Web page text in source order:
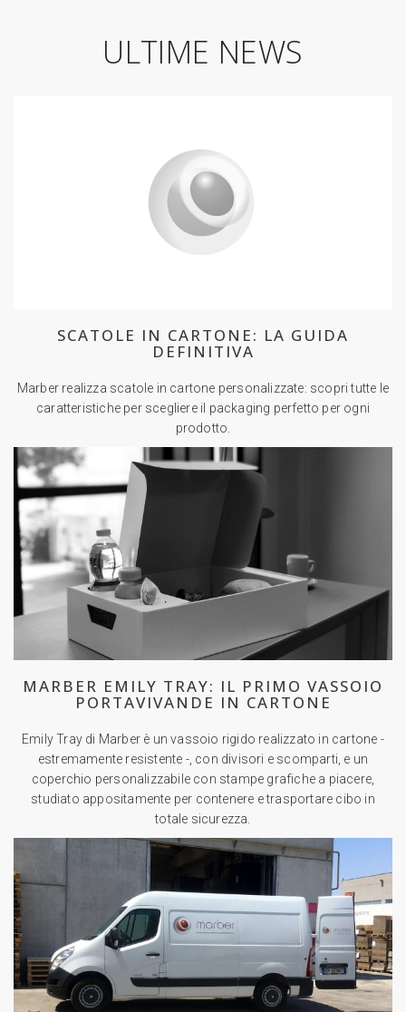
ULTIME NEWS
SCATOLE IN CARTONE: LA GUIDA
DEFINITIVA
Marber realizza scatole in cartone personalizzate: scopri tutte le
caratteristiche per scegliere il packaging perfetto per ogni
prodotto.
MARBER EMILY TRAY: IL PRIMO VASSOIO
PORTAVIVANDE IN CARTONE
Emily Tray di Marber è un vassoio rigido realizzato in cartone -
estremamente resistente -, con divisori e scomparti, e un
coperchio personalizzabile con stampe grafiche a piacere,
studiato appositamente per contenere e trasportare cibo in
totale sicurezza.